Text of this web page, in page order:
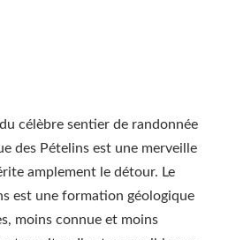
célèbre sentier de randonnée
des Pételins est une merveille
amplement le détour. Le
est une formation géologique
moins connue et moins